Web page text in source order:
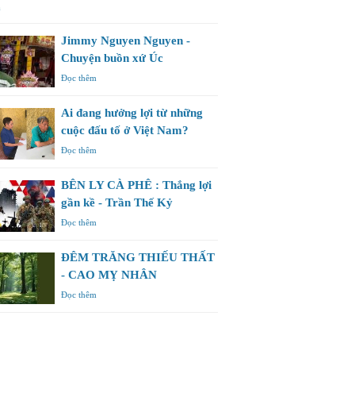
Jimmy Nguyen Nguyen -
Chuyện buồn xứ Úc
Đọc thêm
Ai đang hưởng lợi từ những
cuộc đấu tố ở Việt Nam?
Đọc thêm
BÊN LY CÀ PHÊ : Thắng lợi
gần kề - Trần Thế Kỷ
Đọc thêm
ĐÊM TRĂNG THIẾU THẤT
- CAO MỴ NHÂN
Đọc thêm